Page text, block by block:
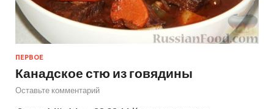
ПЕРВОЕ
Канадское стю из говядины
Оставьте комментарий